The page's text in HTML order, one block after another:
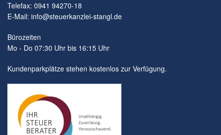
Telefax: 0941 94270-18
E-Mail: info@steuerkanzlei-stangl.de
Bürozeiten
Mo - Do 07:30 Uhr bis 16:15 Uhr
Kundenparkplätze stehen kostenlos zur Verfügung.